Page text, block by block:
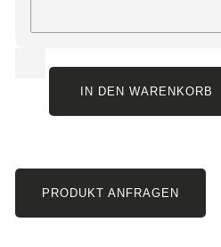
IN DEN WARENKORB
PRODUKT ANFRAGEN